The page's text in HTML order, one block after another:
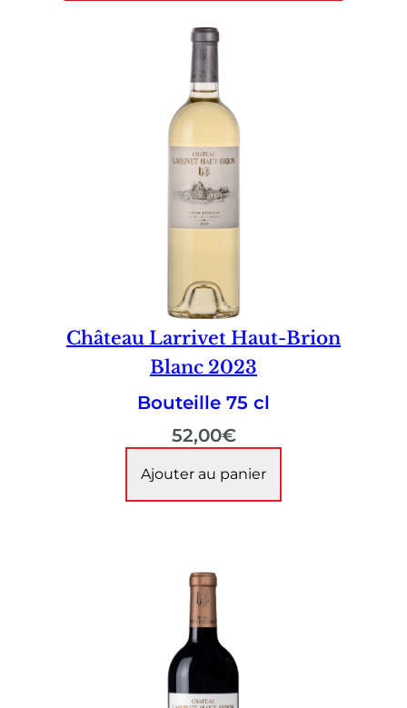
Château Larrivet Haut-Brion
Blanc 2023
Bouteille 75 cl
52,00€
Ajouter au panier